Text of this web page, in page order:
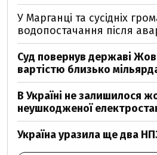
У Марганці та сусідніх
водопостачання після
Суд повернув державі
вартістю близько
В Україні не залишилося
неушкодженої
Україна уразила ще два